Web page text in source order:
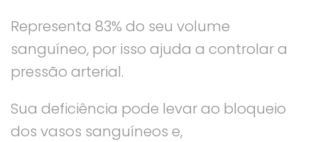
Representa 83% do seu volume
sanguíneo, por isso ajuda a controlar a
pressão arterial.
Sua deficiência pode levar ao bloqueio
dos vasos sanguíneos e,